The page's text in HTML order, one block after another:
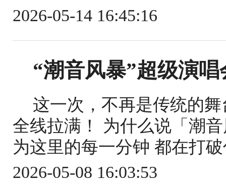
2026-05-14 16:45:16
“潮音风暴”超级演
这一次，不再是传统的
全线拉满！ 为什么说「潮
为这里的每一分钟 都在打
2026-05-08 16:03:53